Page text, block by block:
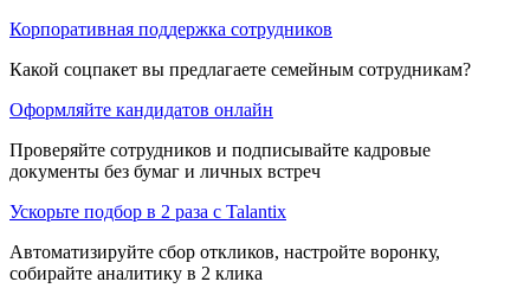
Корпоративная поддержка сотрудников
Какой соцпакет вы предлагаете семейным сотрудникам?
Оформляйте кандидатов онлайн
Проверяйте сотрудников и подписывайте кадровые
документы без бумаг и личных встреч
Ускорьте подбор в 2 раза с Talantix
Автоматизируйте сбор откликов, настройте воронку,
собирайте аналитику в 2 клика